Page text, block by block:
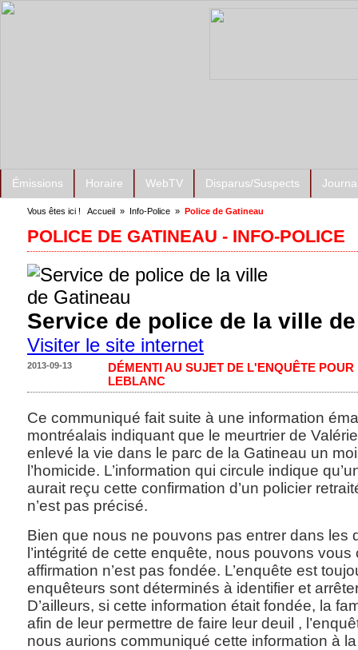
Émissions Horaire WebTV Disparus/Suspects
Vous êtes ici ! Accueil » Info-Police » Police de Gatineau
POLICE DE GATINEAU - INFO-POLICE
Service de police de la ville
Visiter le site internet
DÉMENTI AU SUJET DE L'ENQUÊTE
LEBLANC
2013-09-13
Ce communiqué fait suite à une information
montréalais indiquant que le meurtrier de
enlevé la vie dans le parc de la Gatineau un
l’homicide. L’information qui circule indique
aurait reçu cette confirmation d’un policier
n’est pas précisé.
Bien que nous ne pouvons pas entrer dans les
l’intégrité de cette enquête, nous pouvons
affirmation n’est pas fondée. L’enquête est
enquêteurs sont déterminés à identifier et
D’ailleurs, si cette information était fondée, la
afin de leur permettre de faire leur deuil ,
nous aurions communiqué cette information à